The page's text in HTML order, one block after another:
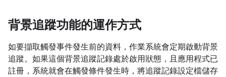
背景追蹤功能的運作方式
如要擷取觸發事件發生前的資料，作業系統會定期啟動背景
追蹤。如果這個背景追蹤記錄處於啟用狀態，且應用程式已
註冊，系統就會在觸發條件發生時，將追蹤記錄設定檔儲存